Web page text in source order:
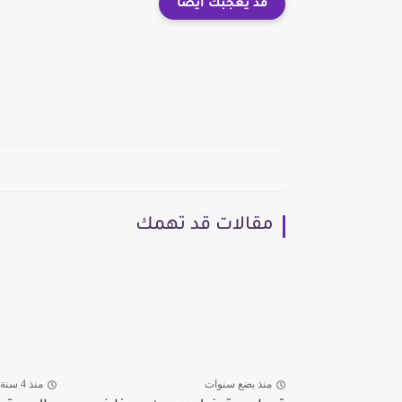
قد يعجبك ايضا
مقالات قد تهمك
منذ بضع سنوات منذ 4 سنة